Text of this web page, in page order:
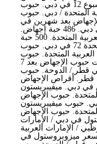
في الكويت. حبوب إجهاض للحمل حتى الأسبوع 12 في دبي. حبوب
العربية المتحدة / دبي. حبوب
بعد شهرين في
دبي. حبوب الإجهاض حتى 3 أشهر في دبي. 486 حبة إجهاض.
مجموعة مايفيجيست في دبي / الإمارات العربية المتحدة. 500 حبة
إجهاض. حبوب إجهاض غير مرغوب المتحدة 72 في دبي. حبوب
العربية المتحدة. حبوب
الإجهاض خلال 72 ساعة في دبي. مراجعات حبوب الإجهاض بعد 7
قطر / الدوحة. حبوب
بعد 9 أسابيع في قطر. أقراص الإجهاض
دبي. ميفيبريستون
حبوب الإجهاض
حبوب ميفيبريستون
حبوب الإجهاض
في دبي / الإمارات
/ الإمارات العربية
ميزوبروستول في